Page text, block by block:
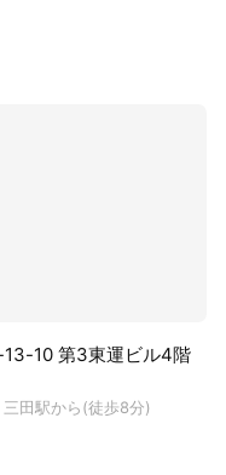
10 第3東運ビル4階
田駅から(徒歩8分)